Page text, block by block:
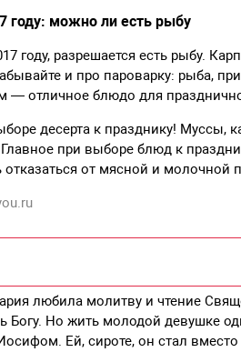
году: можно ли есть рыбу
году, разрешается есть рыбу.
и про пароварку: рыба,
— отличное блюдо для
десерта к празднику! Муссы,
Главное при выборе блюд к
отказаться от мясной и молочной
любила молитву и чтение
Богу. Но жить молодой девушке
Ей, сироте, он стал